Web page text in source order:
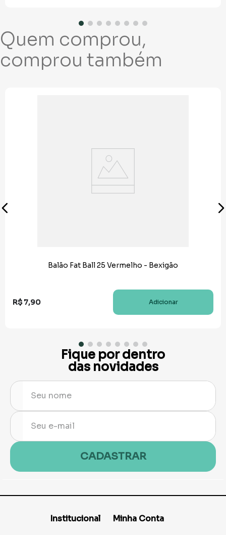
Quem comprou,
comprou também
Balão Fat Ball 25 Vermelho - Bexigão
R$ 7,90 Adicionar
Fique por dentro
das novidades
CADASTRAR
Institucional Minha Conta